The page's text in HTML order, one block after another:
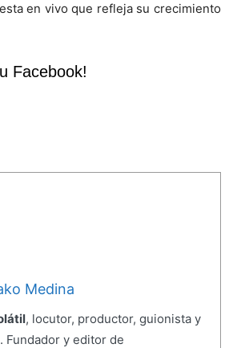
en vivo que refleja su crecimiento
Facebook!
Medina
, locutor, productor, guionista y
Fundador y editor de